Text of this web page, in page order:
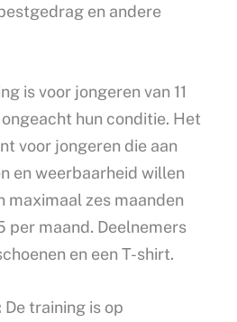
en andere
is voor jongeren van 11
hun conditie. Het
voor jongeren die aan
en weerbaarheid willen
maximaal zes maanden
per maand. Deelnemers
en een T-shirt.
De training is op